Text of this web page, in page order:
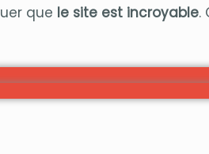
que le site est incroyable.